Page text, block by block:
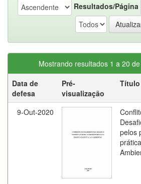
Resultados/Página
Mostrando resultados 1 a 20
Data de
defesa
Pré-
visualização
Título
9-Out-2020
pelos